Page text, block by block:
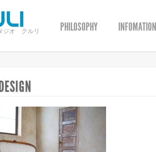
ジオ クルリ PHILOSOPHY INFOMATION